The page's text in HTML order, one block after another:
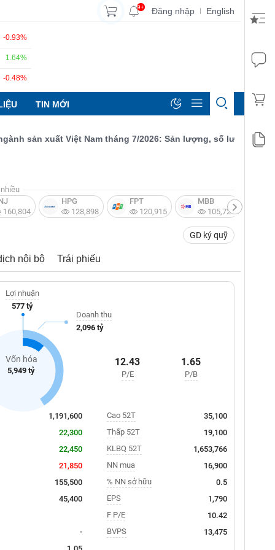
9+ Đăng nhập | English
-0.93%
1.64%
-0.48%
TIN MỚI
sản xuất Việt Nam tháng 7/2026: Sản lượng, số lượng đơn đặt
160,804
HPG
128,898
FPT
120,915
MBB
105,721
GD ký quỹ
nội bộ Trái phiếu
Vốn hóa
5,949 tỷ
Lợi nhuận
577 tỷ
Doanh thu
2,096 tỷ
12.43
P/E
1.65
P/B
1,191,600
22,300
22,450
21,850
155,500
45,400
-
1.05
Cao 52T
35,100
Thấp 52T
19,100
KLBQ 52T
1,653,766
NN mua
16,900
% NN sở hữu
0.5
EPS
1,790
F P/E
10.42
BVPS
13,475